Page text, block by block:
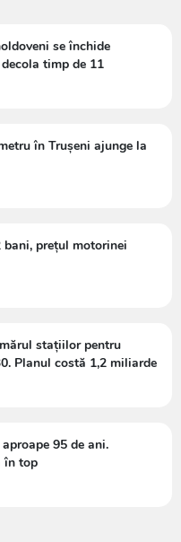
se închide
timp de 11
în Trușeni ajunge la
prețul motorinei
stațiilor pentru
Planul costă 1,2 miliarde
95 de ani.
în top